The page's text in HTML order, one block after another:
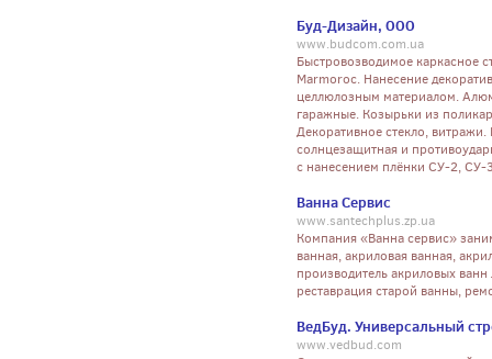
Буд-Дизайн, ООО
www.budcom.com.ua
Быстровозводимое каркасное
Marmoroc. Нанесение
целлюлозным материалом.
гаражные. Козырьки из
Декоративное стекло,
солнцезащитная и
с нанесением плёнки СУ-2, СУ-
Ванна Сервис
www.santechplus.zp.ua
Компания «Ванна сервис»
ванная, акриловая ванная,
производитель акриловых
реставрация старой ванны,
ВедБуд. Универсальный
www.vedbud.com